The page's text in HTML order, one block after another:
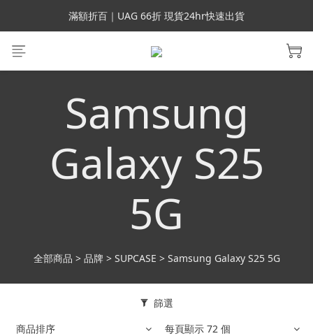
會員699免運｜父親節禮手機殼5折、行動電源66折
滿額折百｜UAG 66折 現貨24hr快速出貨
滿額折百｜SUPCASE iPhone 三星手機殼5折
Samsung
Galaxy S25
5G
全部商品 > 品牌 > SUPCASE > Samsung Galaxy S25 5G
篩選
商品排序
每頁顯示 72 個